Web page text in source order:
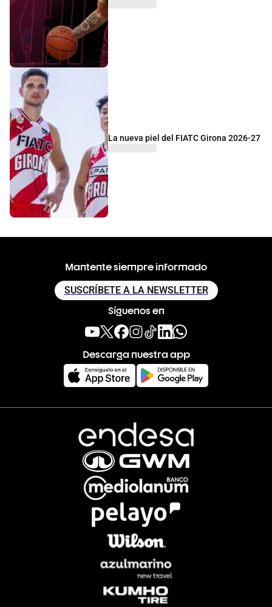
La nueva piel del FIATC Girona 2026-27
Mantente siempre informado
SUSCRÍBETE A LA NEWSLETTER
Síguenos en
Descarga nuestra app